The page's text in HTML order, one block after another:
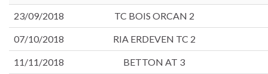
23/09/2018 TC BOIS ORCAN 2
07/10/2018 RIA ERDEVEN TC 2
11/11/2018 BETTON AT 3